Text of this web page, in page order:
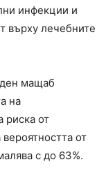
инфекции и
върху лечебните
мащаб
на
риска от
от
с до 63%.